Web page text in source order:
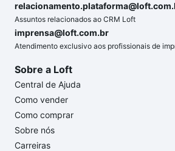
Assuntos relacionados ao CRM Loft
imprensa@loft.com.br
Atendimento exclusivo aos profissionais de
Sobre a Loft
Central de Ajuda
Como vender
Como comprar
Sobre nós
Carreiras